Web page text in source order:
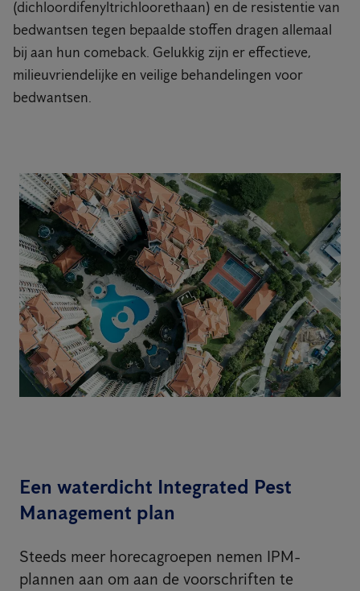
(dichloordifenyltrichloorethaan) en de resistentie van
bedwantsen tegen bepaalde stoffen dragen allemaal
bij aan hun comeback. Gelukkig zijn er effectieve,
milieuvriendelijke en veilige behandelingen voor
bedwantsen.
Een waterdicht Integrated Pest
Management plan
Steeds meer horecagroepen nemen IPM-
plannen aan om aan de voorschriften te